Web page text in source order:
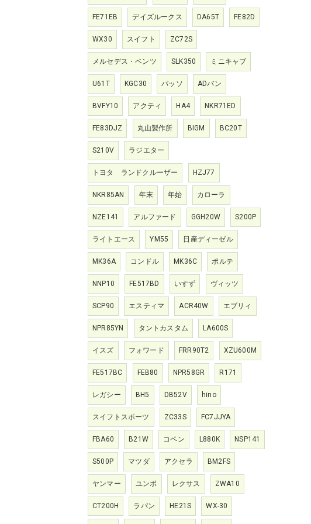
FE71EB デイズルークス DA65T FE82D
WX30 スイフト ZC72S
メルセデス・ベンツ SLK350 ミニキャブ
U61T KGC30 パッソ ADバン
BVFY10 アクティ HA4 NKR71ED
FE83DJZ 丸山製作所 BIGM BC20T
S210V ラジエター
トヨタ ランドクルーザー HZJ77
NKR85AN 年末 年始 カローラ
NZE141 アルファード GGH20W S200P
ライトエース YM55 日産ディーゼル
MK36A コンドル MK36C ポルテ
NNP10 FE517BD いすず ヴィッツ
SCP90 エスティマ ACR40W エブリィ
NPR85YN タントカスタム LA600S
イスズ フォワード FRR90T2 XZU600M
FE517BC FEB80 NPR58GR R171
レガシー BH5 DB52V hino
スイフトスポーツ ZC33S FC7JJYA
FBA60 B21W コペン L880K NSP141
S500P マツダ アクセラ BM2FS
ヤンマー ユンボ レクサス ZWA10
CT200H ラパン HE21S WX-30